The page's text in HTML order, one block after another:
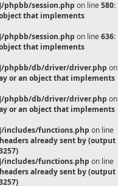
phpbb/session.php on line580:
that implements
phpbb/session.php on line636:
that implements
phpbb/db/driver/driver.php on
or an object that implements
phpbb/db/driver/driver.php on
or an object that implements
includes/functions.php on line
already sent by (output
includes/functions.php on line
already sent by (output